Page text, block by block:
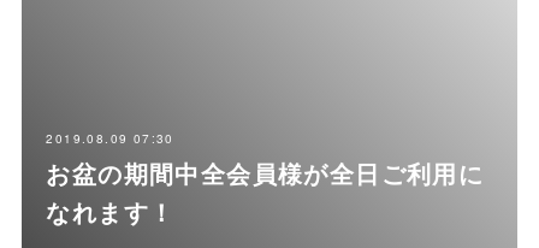
2019.08.09 07:30
お盆の期間中全会員様が全日ご利用に
なれます！